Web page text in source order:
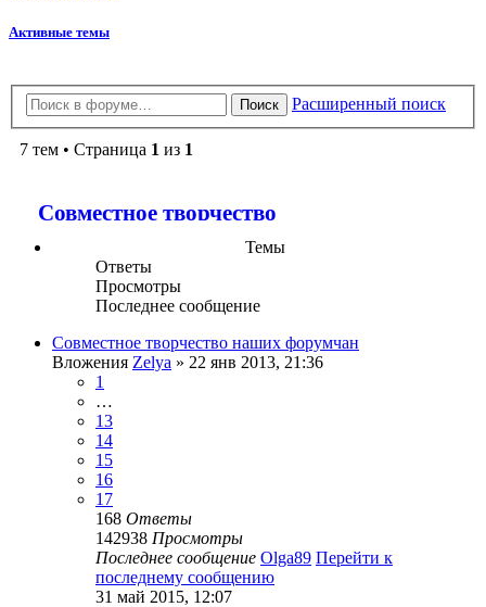
Активные темы
Поиск Расширенный поиск
7 тем • Страница 1 из 1
Совместное творчество
Темы
Ответы
Просмотры
Последнее сообщение
Совместное творчество наших форумчан
Вложения Zelya » 22 янв 2013, 21:36
1
…
13
14
15
16
17
168 Ответы
142938 Просмотры
Последнее сообщение Olga89 Перейти к
последнему сообщению
31 май 2015, 12:07